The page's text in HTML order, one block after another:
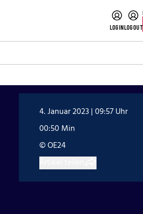
LOGINLOGOUT
4. Januar 2023 | 09:57 Uhr
00:50 Min
© OE24